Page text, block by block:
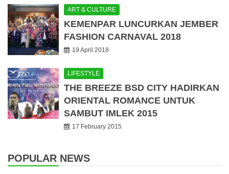
ART & CULTURE
KEMENPAR LUNCURKAN JEMBER
FASHION CARNAVAL 2018
19 April 2018
LIFESTYLE
THE BREEZE BSD CITY HADIRKAN
ORIENTAL ROMANCE UNTUK
SAMBUT IMLEK 2015
17 February 2015
POPULAR NEWS